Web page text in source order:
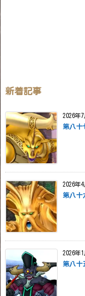
新着記事
2026年
第八
2026年
第八
2026年
第八十